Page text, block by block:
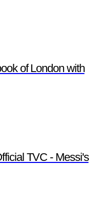
of London with
TVC - Messi's